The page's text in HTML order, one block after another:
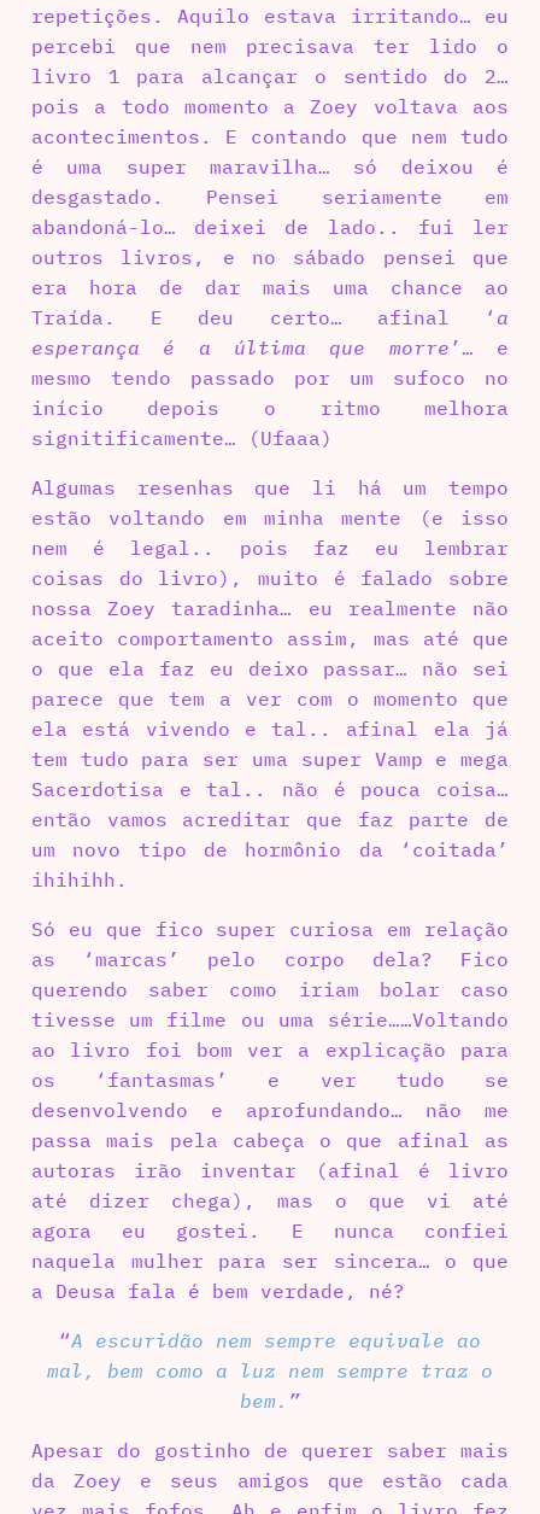
repetições. Aquilo estava irritando… eu
percebi que nem precisava ter lido o
livro 1 para alcançar o sentido do 2…
pois a todo momento a Zoey voltava aos
acontecimentos. E contando que nem tudo
é uma super maravilha… só deixou é
desgastado. Pensei seriamente em
abandoná-lo… deixei de lado.. fui ler
outros livros, e no sábado pensei que
era hora de dar mais uma chance ao
Traída. E deu certo… afinal ‘ a
esperança é a última que morre ’… e
mesmo tendo passado por um sufoco no
início depois o ritmo melhora
signitificamente… (Ufaaa)
Algumas resenhas que li há um tempo
estão voltando em minha mente (e isso
nem é legal.. pois faz eu lembrar
coisas do livro), muito é falado sobre
nossa Zoey taradinha… eu realmente não
aceito comportamento assim, mas até que
o que ela faz eu deixo passar… não sei
parece que tem a ver com o momento que
ela está vivendo e tal.. afinal ela já
tem tudo para ser uma super Vamp e mega
Sacerdotisa e tal.. não é pouca coisa…
então vamos acreditar que faz parte de
um novo tipo de hormônio da ‘coitada’
ihihihh.
Só eu que fico super curiosa em relação
as ‘marcas’ pelo corpo dela? Fico
querendo saber como iriam bolar caso
tivesse um filme ou uma série……Voltando
ao livro foi bom ver a explicação para
os ‘fantasmas’ e ver tudo se
desenvolvendo e aprofundando… não me
passa mais pela cabeça o que afinal as
autoras irão inventar (afinal é livro
até dizer chega), mas o que vi até
agora eu gostei. E nunca confiei
naquela mulher para ser sincera… o que
a Deusa fala é bem verdade, né?
“A escuridão nem sempre equivale ao
mal, bem como a luz nem sempre traz o
bem. ”
Apesar do gostinho de querer saber mais
da Zoey e seus amigos que estão cada